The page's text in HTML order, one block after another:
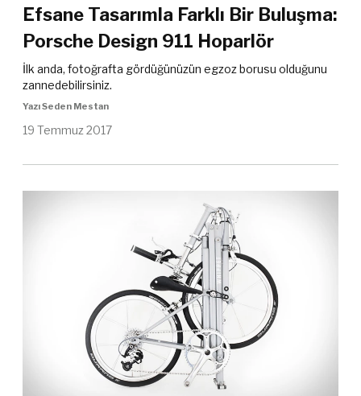
Efsane Tasarımla Farklı Bir Buluşma:
Porsche Design 911 Hoparlör
İlk anda, fotoğrafta gördüğünüzün egzoz borusu olduğunu
zannedebilirsiniz.
Yazı Seden Mestan
19 Temmuz 2017